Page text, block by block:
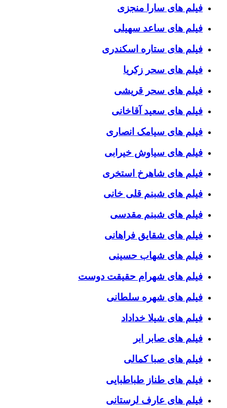
فیلم های سارا منجزی
فیلم های ساعد سهیلی
فیلم های ستاره اسکندری
فیلم های سحر زکریا
فیلم های سحر قریشی
فیلم های سعید آقاخانی
فیلم های سیامک انصاری
فیلم های سیاوش خیرابی
فیلم های شاهرخ استخری
فیلم های شبنم قلی خانی
فیلم های شبنم مقدسی
فیلم های شقایق فراهانی
فیلم های شهاب حسینی
فیلم های شهرام حقیقت دوست
فیلم های شهره سلطانی
فیلم های شیلا خداداد
فیلم های صابر ابر
فیلم های صبا کمالی
فیلم های طناز طباطبایی
فیلم های عارف لرستانی